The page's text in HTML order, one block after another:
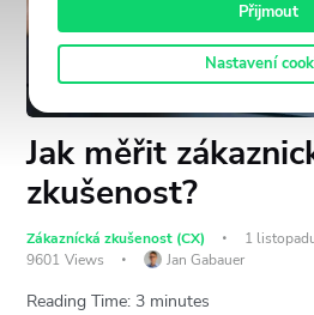
Jak měřit
zkušenost?
Zákaznícká zkušenost (CX)
1
9601 Views Jan Gabauer
Reading Time: 3 minutes
Přijmout
Nastavení